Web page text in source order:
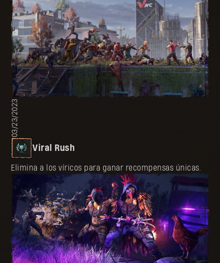
03/23/2023
Viral Rush
Elimina a los víricos para ganar recompensas únicas.